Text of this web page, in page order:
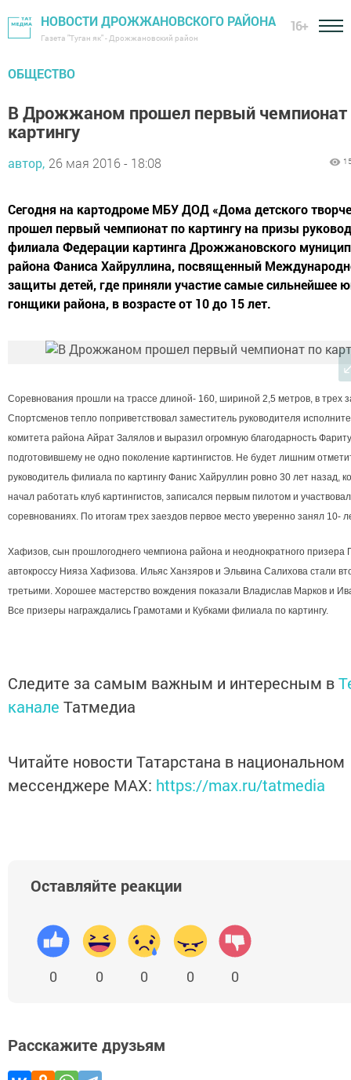
НОВОСТИ ДРОЖЖАНОВСКОГО РАЙОНА
Газета "Туган як" - Дрожжановский район
16+
ОБЩЕСТВО
В Дрожжаном прошел первый чемпионат
картингу
автор, 26 мая 2016 - 18:08
Сегодня на картодроме МБУ ДОД «Дома детского
прошел первый чемпионат по картингу на призы
филиала Федерации картинга Дрожжановского
района Фаниса Хайруллина, посвященный
защиты детей, где приняли участие самые сильнейшее
гонщики района, в возрасте от 10 до 15 лет.
Соревнования прошли на трассе длиной- 160, шириной 2,5 метров, в трех
Спортсменов тепло поприветствовал заместитель руководителя
комитета района Айрат Залялов и выразил огромную благодарность
подготовившему не одно поколение картингистов. Не будет лишним
руководитель филиала по картингу Фанис Хайруллин ровно 30 лет назад,
начал работать клуб картингистов, записался первым пилотом и
соревнованиях. По итогам трех заездов первое место уверенно занял 10-
Хафизов, сын прошлогоднего чемпиона района и неоднократного призера
автокроссу Нияза Хафизова. Ильяс Ханзяров и Эльвина Салихова стали
третьими. Хорошее мастерство вождения показали Владислав Марков и
Все призеры награждались Грамотами и Кубками филиала по картингу.
Следите за самым важным и интересным в
канале Татмедиа
Читайте новости Татарстана в национальном
мессенджере MАХ: https://max.ru/tatmedia
Оставляйте реакции
0 0 0 0 0
Расскажите друзьям